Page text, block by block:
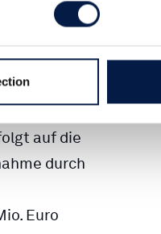
acardo
auf die
durch
Euro